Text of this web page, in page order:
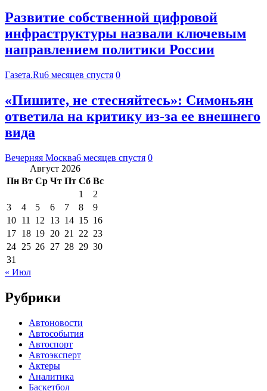
Развитие собственной цифровой
инфраструктуры назвали ключевым
направлением политики России
Газета.Ru6 месяцев спустя 0
«Пишите, не стесняйтесь»: Симоньян
ответила на критику из-за ее внешнего
вида
Вечерняя Москва6 месяцев спустя 0
Август 2026
Пн Вт Ср Чт Пт Сб Вс
1
2
3
4 5 6 7 8
9
10 11 12 13 14 15 16
17 18 19 20 21 22 23
24 25 26 27 28 29 30
31
« Июл
Рубрики
Автоновости
Автособытия
Автоспорт
Автоэксперт
Актеры
Аналитика
Баскетбол